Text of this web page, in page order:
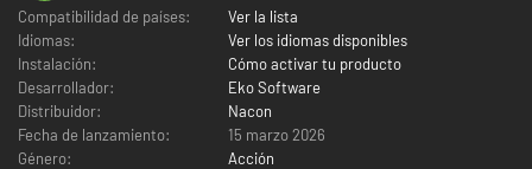
Compatibilidad de países:
Ver la lista
Idiomas:
Ver los idiomas disponibles
Instalación:
Cómo activar tu producto
Desarrollador:
Eko Software
Distribuidor:
Nacon
Fecha de lanzamiento:
15 marzo 2026
Género:
Acción